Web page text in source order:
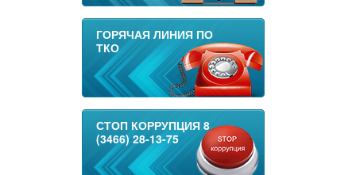
ГОРЯЧАЯ ЛИНИЯ ПО
ТКО
СТОП КОРРУПЦИЯ 8
(3466) 28-13-75